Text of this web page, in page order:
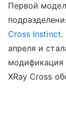
Первой
Cross Instinct.
апреля и
модификация
XRay Cross